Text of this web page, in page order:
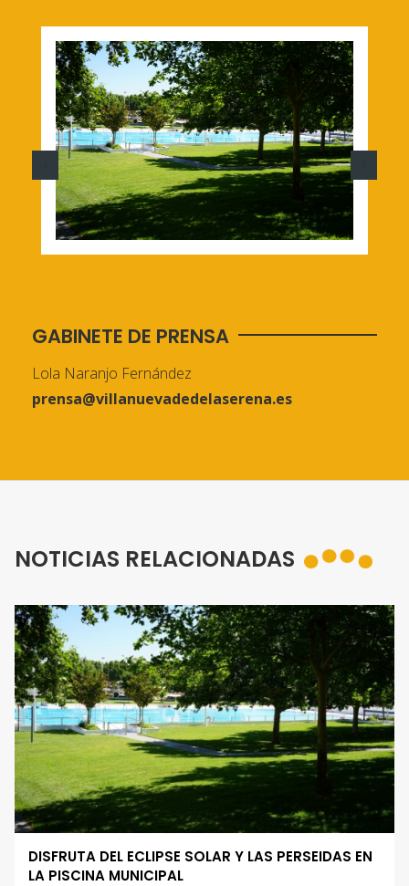
GABINETE DE PRENSA
Lola Naranjo Fernández
prensa@villanuevadedelaserena.es
NOTICIAS RELACIONADAS
DISFRUTA DEL ECLIPSE SOLAR Y LAS PERSEIDAS EN
LA PISCINA MUNICIPAL